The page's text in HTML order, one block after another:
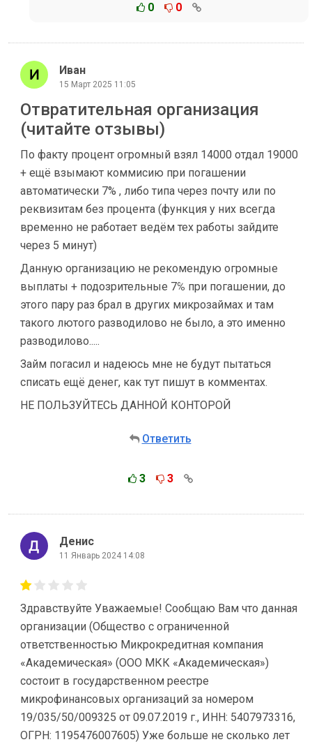
0 0
Иван
15 Март 2025 11:05
Отвратительная организация
(читайте отзывы)
По факту процент огромный взял 14000 отдал 19000
+ ещё взымают коммисию при погашении
автоматически 7% , либо типа через почту или по
реквизитам без процента (функция у них всегда
временно не работает ведём тех работы зайдите
через 5 минут)
Данную организацию не рекомендую огромные
выплаты + подозрительные 7℅ при погашении, до
этого пару раз брал в других микрозаймах и там
такого лютого разводилово не было, а это именно
разводилово.....
Займ погасил и надеюсь мне не будут пытаться
списать ещё денег, как тут пишут в комментах.
НЕ ПОЛЬЗУЙТЕСЬ ДАННОЙ КОНТОРОЙ
Ответить
3 3
Денис
11 Январь 2024 14:08
Здравствуйте Уважаемые! Сообщаю Вам что данная
организации (Общество с ограниченной
ответственностью Микрокредитная компания
«Академическая» (ООО МКК «Академическая»)
состоит в государственном реестре
микрофинансовых организаций за номером
19/035/50/009325 от 09.07.2019 г., ИНН: 5407973316,
ОГРН: 1195476007605) Уже больше не сколько лет